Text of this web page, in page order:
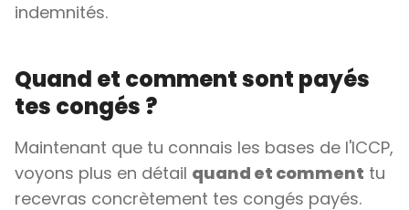
indemnités.
Quand et comment sont payés
tes congés ?
Maintenant que tu connais les bases de l'ICCP,
voyons plus en détail quand et comment tu
recevras concrètement tes congés payés.